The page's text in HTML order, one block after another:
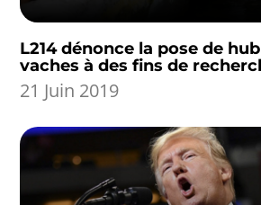
L214 dénonce la pose de
vaches à des fins de
21 Juin 2019